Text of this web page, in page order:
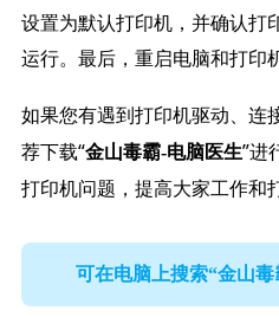
设置为默认打印机，并确认打
运行。最后，重启电脑和打印
如果您有遇到打印机驱动、连
荐下载“金山毒霸-电脑医生”进
打印机问题，提高大家工作和
可在电脑上搜索“金山